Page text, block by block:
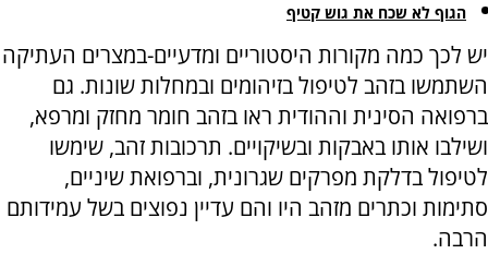
הגוף לא שכח את גוש קטיף
יש לכך כמה מקורות היסטוריים ומדעיים-במצרים העתיקה
השתמשו בזהב לטיפול בזיהומים ובמחלות שונות. גם
ברפואה הסינית וההודית ראו בזהב חומר מחזק ומרפא,
ושילבו אותו באבקות ובשיקויים. תרכובות זהב, שימשו
לטיפול בדלקת מפרקים שגרונית, וברפואת שיניים,
סתימות וכתרים מזהב היו והם עדיין נפוצים בשל עמידותם
הרבה.